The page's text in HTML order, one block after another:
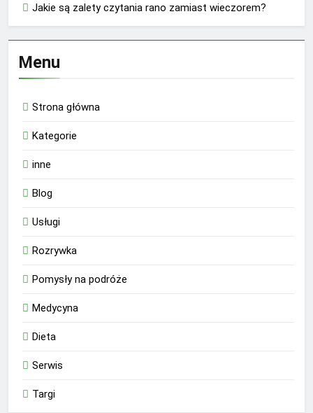
Jakie są zalety czytania rano zamiast wieczorem?
Menu
Strona główna
Kategorie
inne
Blog
Usługi
Rozrywka
Pomysły na podróże
Medycyna
Dieta
Serwis
Targi